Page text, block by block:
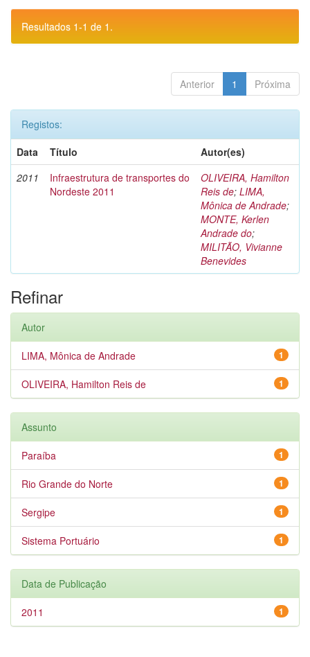
Resultados 1-1 de 1.
Anterior 1 Próxima
Registos:
Data
Título
Autor(es)
2011
Infraestrutura de transportes do
Nordeste 2011
OLIVEIRA, Hamilton
Reis de; LIMA,
Mônica de Andrade;
MONTE, Kerlen
Andrade do;
MILITÃO, Vivianne
Benevides
Refinar
Autor
1
LIMA, Mônica de Andrade
1
OLIVEIRA, Hamilton Reis de
Assunto
1
Paraíba
1
Rio Grande do Norte
1
Sergipe
1
Sistema Portuário
Data de Publicação
1
2011